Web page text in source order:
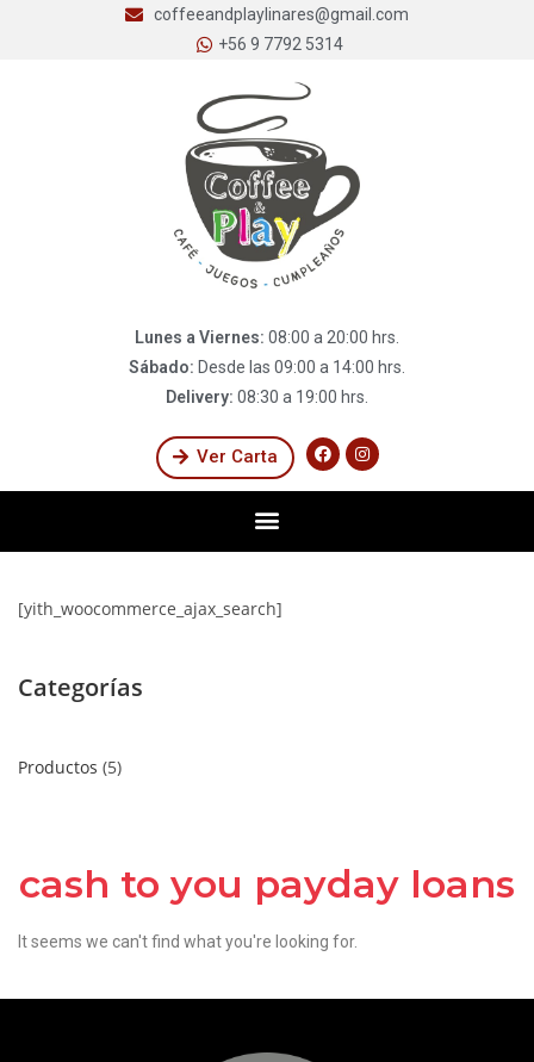
coffeeandplaylinares@gmail.com
+56 9 7792 5314
Lunes a Viernes: 08:00 a 20:00 hrs.
Sábado: Desde las 09:00 a 14:00 hrs.
Delivery: 08:30 a 19:00 hrs.
Ver Carta
[yith_woocommerce_ajax_search]
Categorías
Productos 5
cash to you payday loans
It seems we can't find what you're looking for.